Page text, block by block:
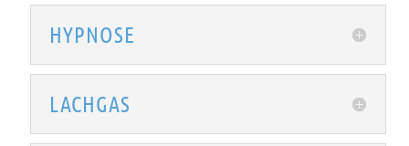
HYPNOSE
LACHGAS